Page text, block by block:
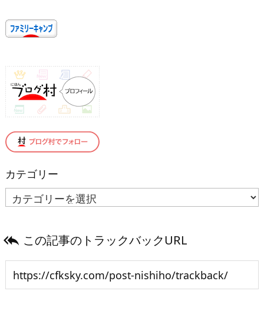
カテゴリー
カ
テ
リ
 この記事のトラックバックURL